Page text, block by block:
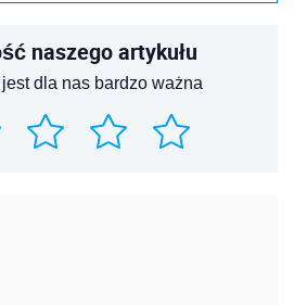
naszego artykułu
dla nas bardzo ważna